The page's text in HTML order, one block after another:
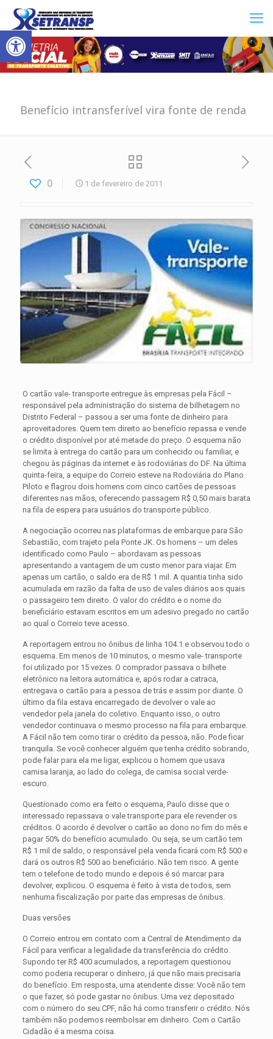
Abrir a barra de ferramentas
Benefício intransferível vira fonte de renda
0 1 de fevereiro de 2011
O cartão vale- transporte entregue às empresas pela Fácil –
responsável pela administração do sistema de bilhetagem no
Distrito Federal – passou a ser uma fonte de dinheiro para
aproveitadores. Quem tem direito ao benefício repassa e vende
o crédito disponível por até metade do preço. O esquema não
se limita à entrega do cartão para um conhecido ou familiar, e
chegou às páginas da internet e às rodoviárias do DF. Na última
quinta-feira, a equipe do Correio esteve na Rodoviária do Plano
Piloto e flagrou dois homens com cinco cartões de pessoas
diferentes nas mãos, oferecendo passagem R$ 0,50 mais barata
na fila de espera para usuários do transporte público.
A negociação ocorreu nas plataformas de embarque para São
Sebastião, com trajeto pela Ponte JK. Os homens – um deles
identificado como Paulo – abordavam as pessoas
apresentando a vantagem de um custo menor para viajar. Em
apenas um cartão, o saldo era de R$ 1 mil. A quantia tinha sido
acumulada em razão da falta de uso de vales diários aos quais
o passageiro tem direito. O valor do crédito e o nome do
beneficiário estavam escritos em um adesivo pregado no cartão
ao qual o Correio teve acesso.
A reportagem entrou no ônibus de linha 104.1 e observou todo o
esquema. Em menos de 10 minutos, o mesmo vale- transporte
foi utilizado por 15 vezes. O comprador passava o bilhete
eletrônico na leitora automática e, após rodar a catraca,
entregava o cartão para a pessoa de trás e assim por diante. O
último da fila estava encarregado de devolver o vale ao
vendedor pela janela do coletivo. Enquanto isso, o outro
vendedor continuava o mesmo processo na fila para embarque.
A Fácil não tem como tirar o crédito da pessoa, não. Pode ficar
tranquila. Se você conhecer alguém que tenha crédito sobrando,
pode falar para ela me ligar, explicou o homem que usava
camisa laranja, ao lado do colega, de camisa social verde-
escuro.
Questionado como era feito o esquema, Paulo disse que o
interessado repassava o vale transporte para ele revender os
créditos. O acordo é devolver o cartão ao dono no fim do mês e
pagar 50% do benefício acumulado. Ou seja, se um cartão tem
R$ 1 mil de saldo, o responsável pela venda ficará com R$ 500 e
dará os outros R$ 500 ao beneficiário. Não tem risco. A gente
tem o telefone de todo mundo e depois é só marcar para
devolver, explicou. O esquema é feito à vista de todos, sem
nenhuma fiscalização por parte das empresas de ônibus.
Duas versões
O Correio entrou em contato com a Central de Atendimento da
Fácil para verificar a legalidade da transferência do crédito.
Supondo ter R$ 400 acumulados, a reportagem questionou
como poderia recuperar o dinheiro, já que não mais precisaria
do benefício. Em resposta, uma atendente disse: Você não tem
o que fazer, só pode gastar no ônibus. Uma vez depositado
com o número do seu CPF, não há como transferir o crédito. Nós
também não podemos reembolsar em dinheiro. Com o Cartão
Cidadão é a mesma coisa.